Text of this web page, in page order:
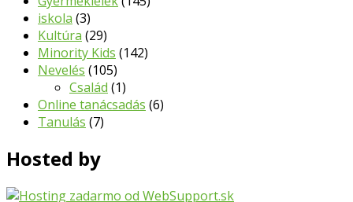
iskola (3)
Kultúra (29)
Minority Kids (142)
Nevelés (105)
Család (1)
Online tanácsadás (6)
Tanulás (7)
Hosted by